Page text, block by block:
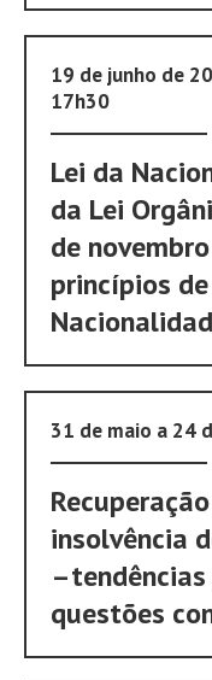
19 de junho de
17h30
Lei da
da Lei
de
princípios
31 de maio a 24
insolvência
questões